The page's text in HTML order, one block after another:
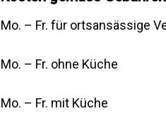
Mo. – Fr. für
Mo. – Fr.
Mo. – Fr.